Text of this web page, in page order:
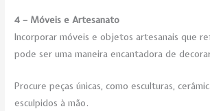
4 – Móveis e Artesanato
Incorporar móveis e objetos artesanais que
pode ser uma maneira encantadora de
Procure peças únicas, como esculturas,
esculpidos à mão.